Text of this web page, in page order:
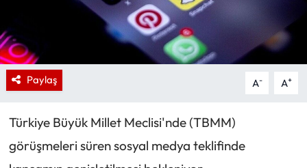
Paylaş A- A+
Türkiye Büyük Millet Meclisi'nde (TBMM)
görüşmeleri süren sosyal medya teklifinde